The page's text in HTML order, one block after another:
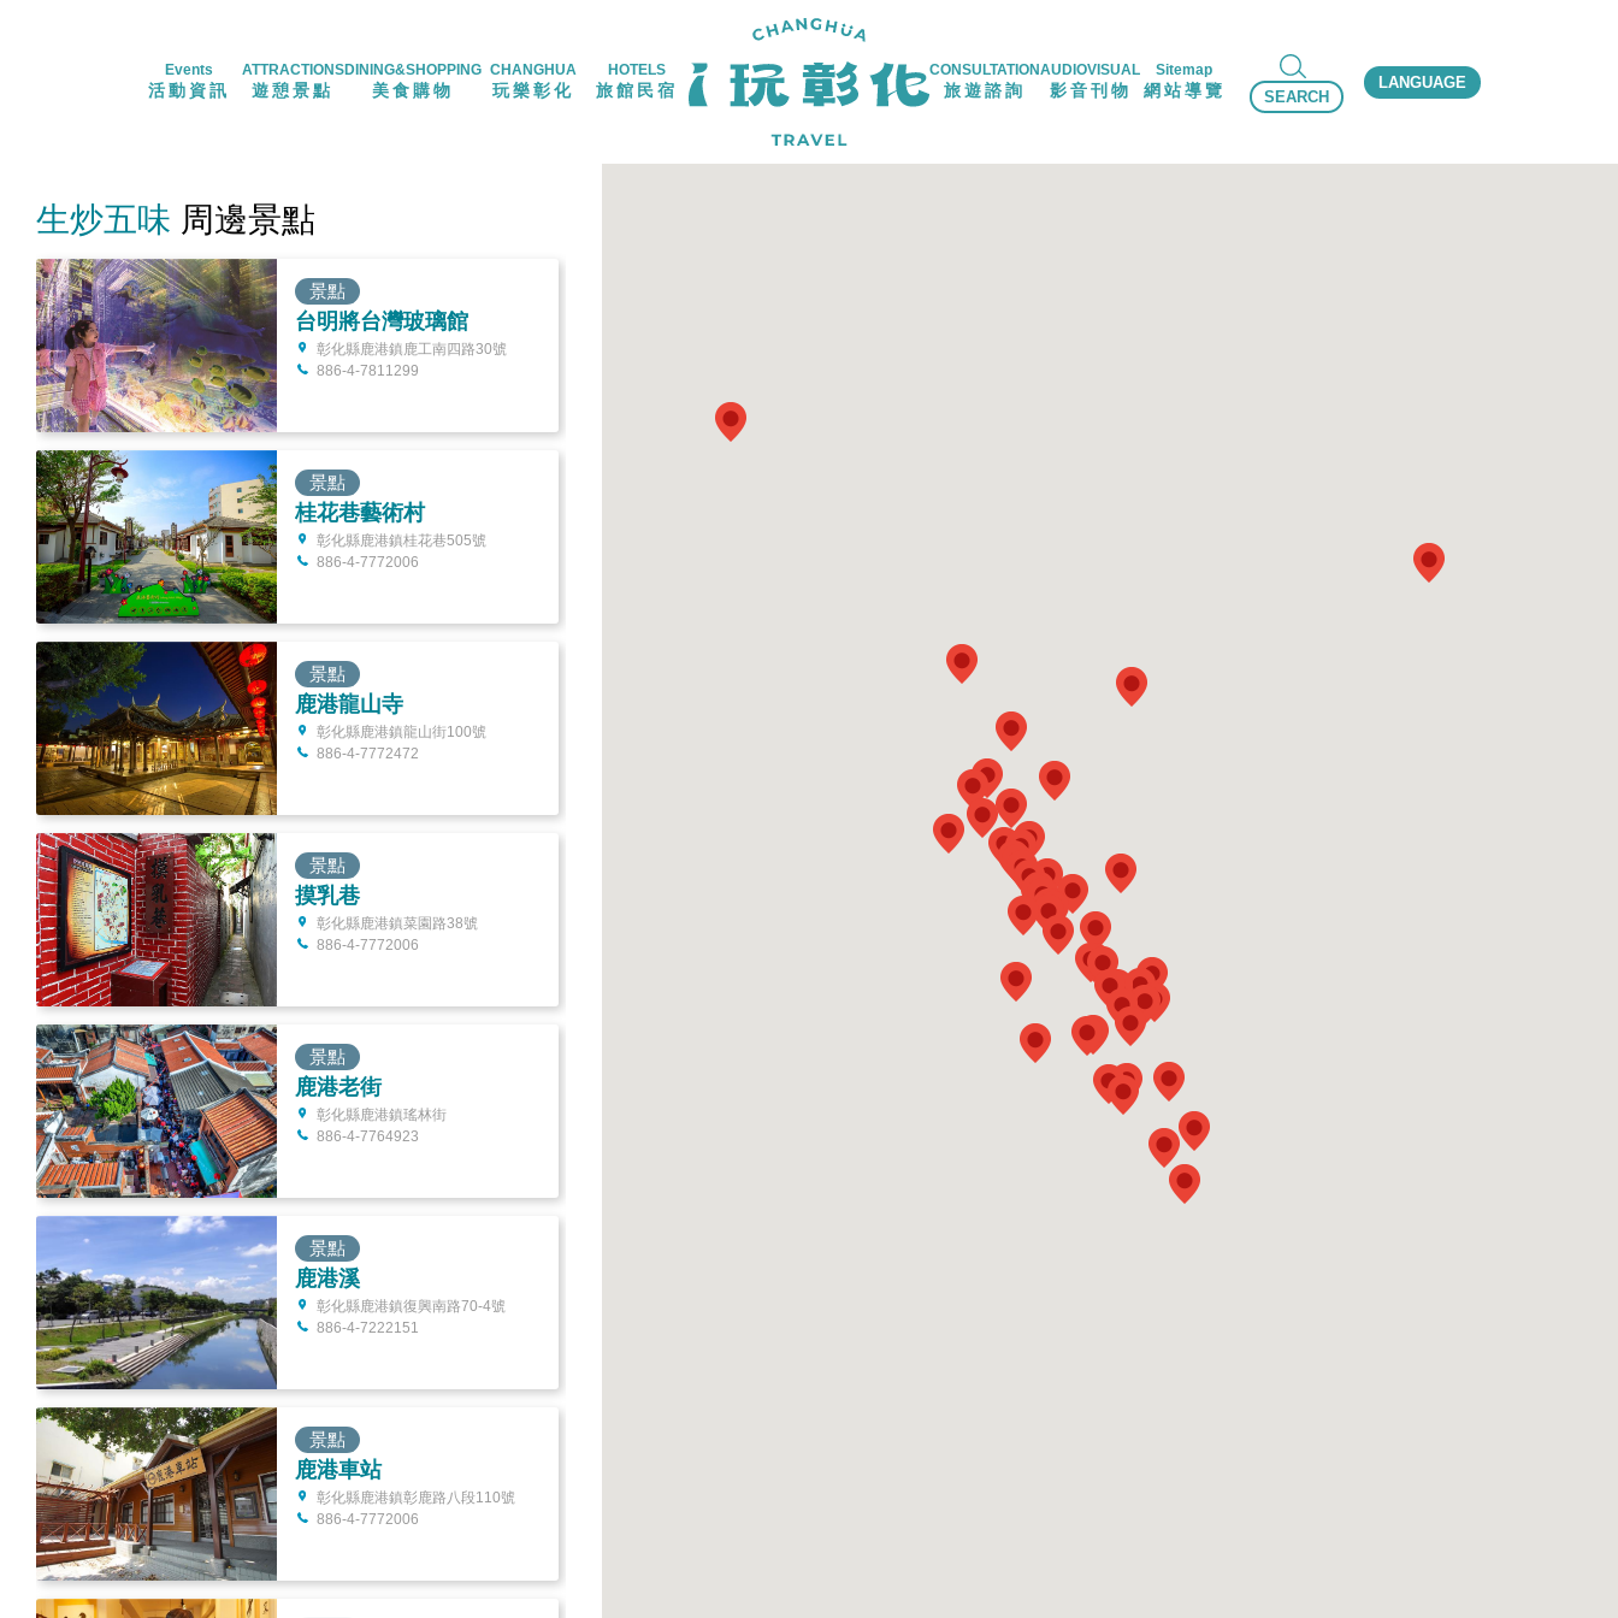
Events
活動資訊
ATTRACTIONS
遊憩景點
DINING&SHOPPING
美食購物
CHANGHUA
玩樂彰化
HOTELS
旅館民宿
CONSULTATION
旅遊諮詢
AUDIOVISUAL
影音刊物
Sitemap
網站導覽 SEARCH
LANGUAGE
生炒五味 周邊景點
景點
台明將台灣玻璃館
彰化縣鹿港鎮鹿工南四路30號
886-4-7811299
景點
桂花巷藝術村
彰化縣鹿港鎮桂花巷505號
886-4-7772006
景點
鹿港龍山寺
彰化縣鹿港鎮龍山街100號
886-4-7772472
景點
摸乳巷
彰化縣鹿港鎮菜園路38號
886-4-7772006
景點
鹿港老街
彰化縣鹿港鎮瑤林街
886-4-7764923
景點
鹿港溪
彰化縣鹿港鎮復興南路70-4號
886-4-7222151
景點
鹿港車站
彰化縣鹿港鎮彰鹿路八段110號
886-4-7772006